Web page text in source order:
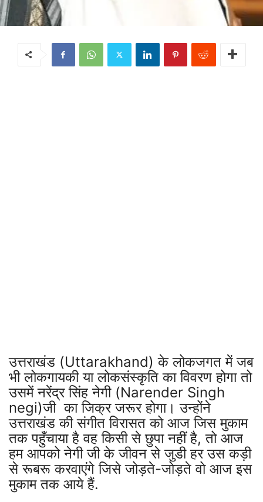
उत्तराखंड (Uttarakhand) के लोकजगत में जब
भी लोकगायकी या लोकसंस्कृति का विवरण होगा तो
उसमें नरेंद्र सिंह नेगी (Narender Singh
negi)जी का जिक्र जरूर होगा। उन्होंने
उत्तराखंड की संगीत विरासत को आज जिस मुकाम
तक पहुँचाया है वह किसी से छुपा नहीं है, तो आज
हम आपको नेगी जी के जीवन से जुडी हर उस कड़ी
से रूबरू करवाएंगे जिसे जोड़ते-जोड़ते वो आज इस
मुकाम तक आये हैं.